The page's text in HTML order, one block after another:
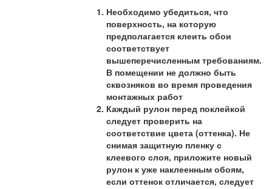
Необходимо убедиться, что
поверхность, на которую
предполагается клеить обои
соответствует
вышеперечисленным требованиям.
В помещении не должно быть
сквозняков во время проведения
монтажных работ
Каждый рулон перед поклейкой
следует проверить на
соответствие цвета (оттенка). Не
снимая защитную пленку с
клеевого слоя, приложите новый
рулон к уже наклеенным обоям,
если оттенок отличается, следует